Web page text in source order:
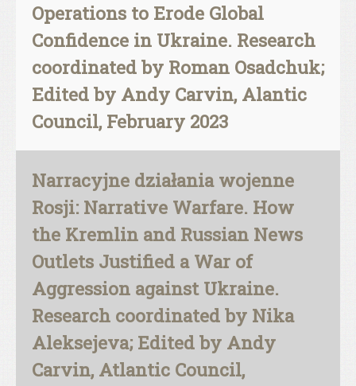
Operations to Erode Global
Confidence in Ukraine. Research
coordinated by Roman Osadchuk;
Edited by Andy Carvin, Alantic
Council, February 2023
Narracyjne działania wojenne
Rosji: Narrative Warfare. How
the Kremlin and Russian News
Outlets Justified a War of
Aggression against Ukraine.
Research coordinated by Nika
Aleksejeva; Edited by Andy
Carvin, Atlantic Council,